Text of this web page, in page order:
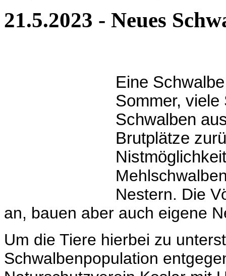
21.5.2023 - Neues
Eine
Sommer,
Schwalben
Brutplätze
Nestern. Die
an, bauen aber auch eigene
Um die Tiere hierbei zu
Schwalbenpopulation